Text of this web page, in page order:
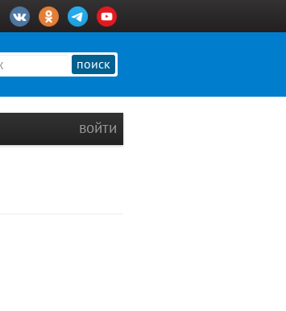
поиск
войти